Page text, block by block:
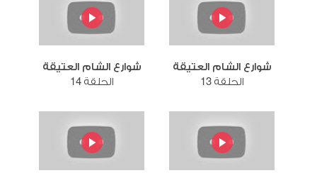
شوارع الشام العتيقة
الحلقة 13
شوارع الشام العتيقة
الحلقة 14